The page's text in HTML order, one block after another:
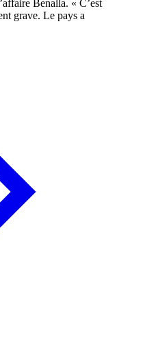
Benalla. « C’est
grave. Le pays a